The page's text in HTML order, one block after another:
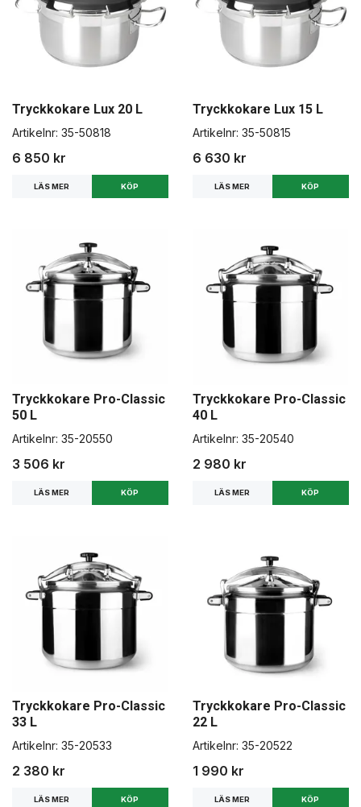
Tryckkokare Lux 20 L
Artikelnr: 35-50818
6 850 kr
LÄS MER
Tryckkokare Lux 15 L
Artikelnr: 35-50815
6 630 kr
LÄS MER
Tryckkokare Pro-Classic
50 L
Artikelnr: 35-20550
3 506 kr
LÄS MER
Tryckkokare Pro-Classic
40 L
Artikelnr: 35-20540
2 980 kr
LÄS MER
Tryckkokare Pro-Classic
33 L
Artikelnr: 35-20533
2 380 kr
LÄS MER
Tryckkokare Pro-Classic
22 L
Artikelnr: 35-20522
1 990 kr
LÄS MER